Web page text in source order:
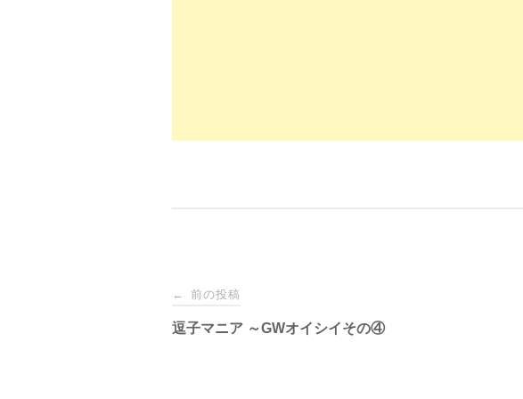
投
稿
← 前の投稿
逗子マニア ～GWオイシイその④